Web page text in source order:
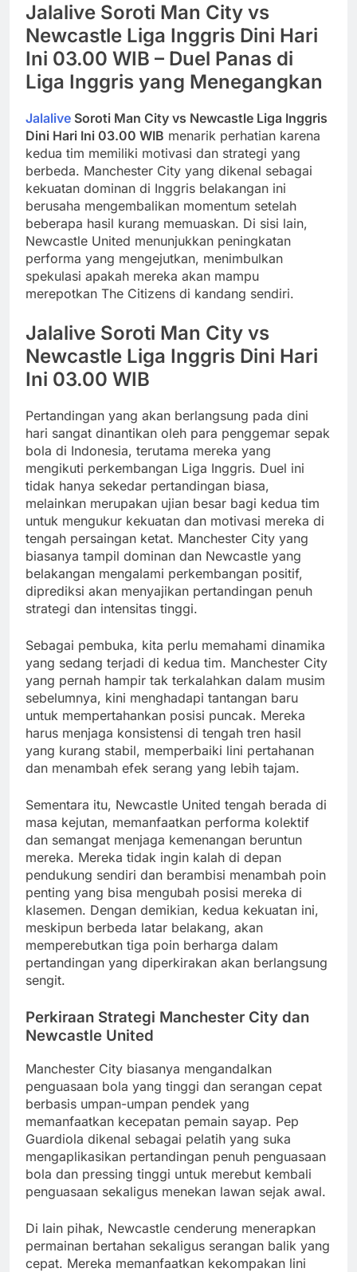
Jalalive Soroti Man City vs
Newcastle Liga Inggris Dini Hari
Ini 03.00 WIB – Duel Panas di
Liga Inggris yang Menegangkan
Jalalive Soroti Man City vs Newcastle Liga Inggris
Dini Hari Ini 03.00 WIB menarik perhatian karena
kedua tim memiliki motivasi dan strategi yang
berbeda. Manchester City yang dikenal sebagai
kekuatan dominan di Inggris belakangan ini
berusaha mengembalikan momentum setelah
beberapa hasil kurang memuaskan. Di sisi lain,
Newcastle United menunjukkan peningkatan
performa yang mengejutkan, menimbulkan
spekulasi apakah mereka akan mampu
merepotkan The Citizens di kandang sendiri.
Jalalive Soroti Man City vs
Newcastle Liga Inggris Dini Hari
Ini 03.00 WIB
Pertandingan yang akan berlangsung pada dini
hari sangat dinantikan oleh para penggemar sepak
bola di Indonesia, terutama mereka yang
mengikuti perkembangan Liga Inggris. Duel ini
tidak hanya sekedar pertandingan biasa,
melainkan merupakan ujian besar bagi kedua tim
untuk mengukur kekuatan dan motivasi mereka di
tengah persaingan ketat. Manchester City yang
biasanya tampil dominan dan Newcastle yang
belakangan mengalami perkembangan positif,
diprediksi akan menyajikan pertandingan penuh
strategi dan intensitas tinggi.
Sebagai pembuka, kita perlu memahami dinamika
yang sedang terjadi di kedua tim. Manchester City
yang pernah hampir tak terkalahkan dalam musim
sebelumnya, kini menghadapi tantangan baru
untuk mempertahankan posisi puncak. Mereka
harus menjaga konsistensi di tengah tren hasil
yang kurang stabil, memperbaiki lini pertahanan
dan menambah efek serang yang lebih tajam.
Sementara itu, Newcastle United tengah berada di
masa kejutan, memanfaatkan performa kolektif
dan semangat menjaga kemenangan beruntun
mereka. Mereka tidak ingin kalah di depan
pendukung sendiri dan berambisi menambah poin
penting yang bisa mengubah posisi mereka di
klasemen. Dengan demikian, kedua kekuatan ini,
meskipun berbeda latar belakang, akan
memperebutkan tiga poin berharga dalam
pertandingan yang diperkirakan akan berlangsung
sengit.
Perkiraan Strategi Manchester City dan
Newcastle United
Manchester City biasanya mengandalkan
penguasaan bola yang tinggi dan serangan cepat
berbasis umpan-umpan pendek yang
memanfaatkan kecepatan pemain sayap. Pep
Guardiola dikenal sebagai pelatih yang suka
mengaplikasikan pertandingan penuh penguasaan
bola dan pressing tinggi untuk merebut kembali
penguasaan sekaligus menekan lawan sejak awal.
Di lain pihak, Newcastle cenderung menerapkan
permainan bertahan sekaligus serangan balik yang
cepat. Mereka memanfaatkan kekompakan lini